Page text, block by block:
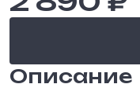
Описание